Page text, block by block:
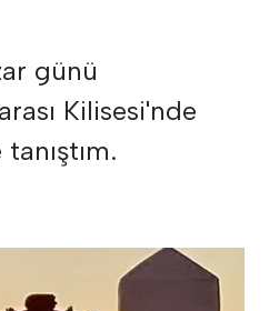
günü
Kilisesi'nde